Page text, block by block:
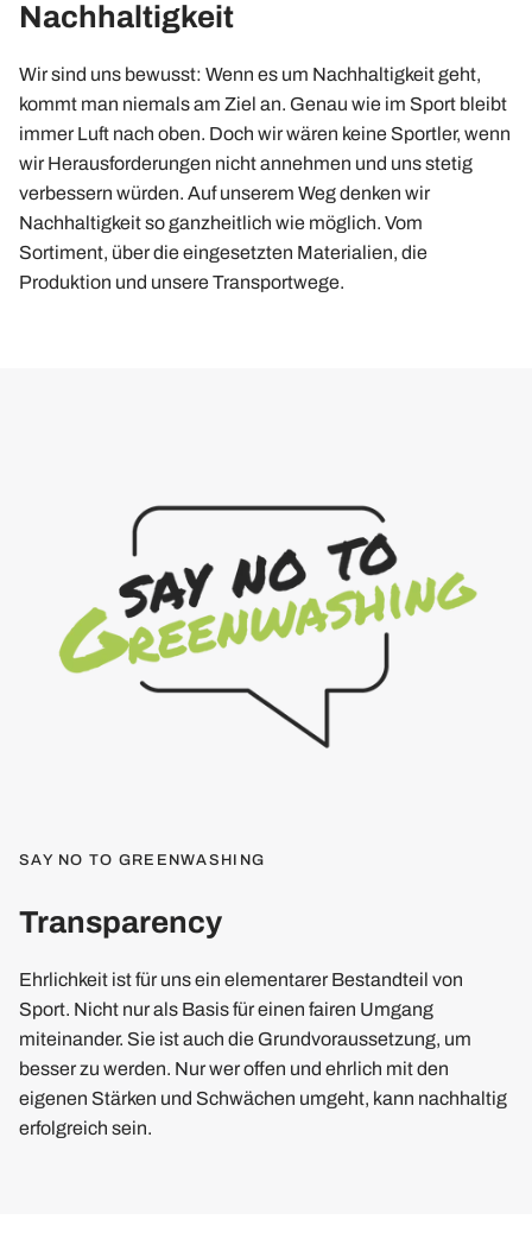
Nachhaltigkeit
Wir sind uns bewusst: Wenn es um Nachhaltigkeit geht,
kommt man niemals am Ziel an. Genau wie im Sport bleibt
immer Luft nach oben. Doch wir wären keine Sportler, wenn
wir Herausforderungen nicht annehmen und uns stetig
verbessern würden. Auf unserem Weg denken wir
Nachhaltigkeit so ganzheitlich wie möglich. Vom
Sortiment, über die eingesetzten Materialien, die
Produktion und unsere Transportwege.
SAY NO TO GREENWASHING
Transparency
Ehrlichkeit ist für uns ein elementarer Bestandteil von
Sport. Nicht nur als Basis für einen fairen Umgang
miteinander. Sie ist auch die Grundvoraussetzung, um
besser zu werden. Nur wer offen und ehrlich mit den
eigenen Stärken und Schwächen umgeht, kann nachhaltig
erfolgreich sein.